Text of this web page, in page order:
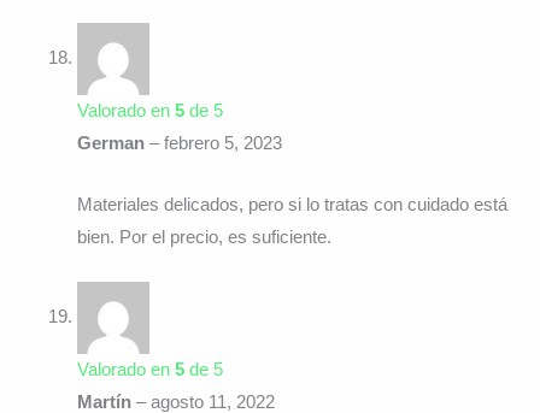
Valorado en 5de 5
German – febrero 5, 2023
Materiales delicados, pero si lo tratas con cuidado está
bien. Por el precio, es suficiente.
Valorado en 5de 5
Martín – agosto 11, 2022